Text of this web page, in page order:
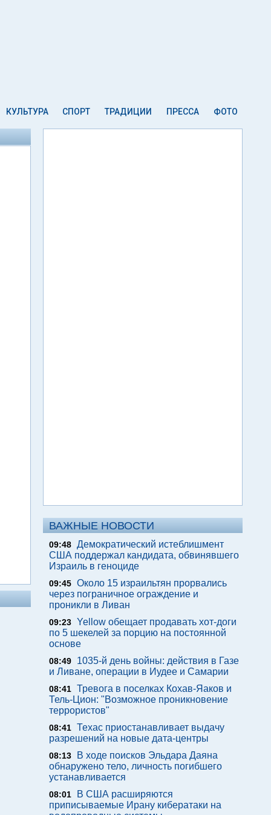
КУЛЬТУРА СПОРТ ТРАДИЦИИ ПРЕССА ФОТО
ВАЖНЫЕ НОВОСТИ
09:48 Демократический истеблишмент
США поддержал кандидата, обвинявшего
Израиль в геноциде
09:45 Около 15 израильтян прорвались
через пограничное ограждение и
проникли в Ливан
09:23 Yellow обещает продавать хот-доги
по 5 шекелей за порцию на постоянной
основе
08:49
1035-й день войны: действия в Газе
и Ливане, операции в Иудее и Самарии
08:41 Тревога в поселках Кохав-Яаков и
Тель-Цион: "Возможное проникновение
террористов"
08:41 Техас приостанавливает выдачу
разрешений на новые дата-центры
08:13
В ходе поисков Эльдара Даяна
обнаружено тело, личность погибшего
устанавливается
08:01
В США расширяются
приписываемые Ирану кибератаки на